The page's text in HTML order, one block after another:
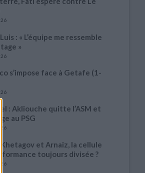
: « L’équipe me ressemble
»
s’impose face à Getafe (1-
: Akliouche quitte l’ASM et
au PSG
et Arnaiz, la cellule
toujours divisée ?